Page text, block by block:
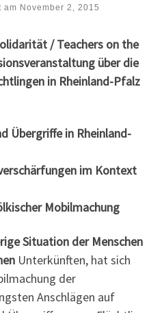
am November 2, 2015
/ Teachers on the
über die
in Rheinland-Pfalz
Übergriffe in Rheinland-
im Kontext
Mobilmachung
Situation der Menschen
Unterkünften, hat sich
der
Anschlägen auf